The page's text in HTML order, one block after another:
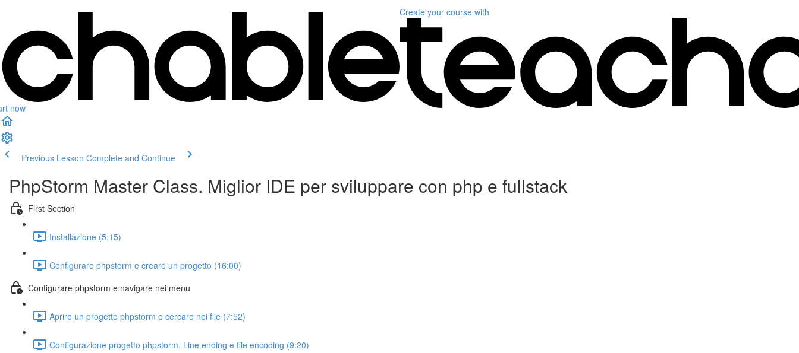
now
Create your course with
Previous Lesson Complete and Continue
PhpStorm Master Class. Miglior IDE per sviluppare con php e fullstack
First Section
Installazione (5:15)
Configurare phpstorm e creare un progetto (16:00)
Configurare phpstorm e navigare nei menu
Aprire un progetto phpstorm e cercare nei file (7:52)
Configurazione progetto phpstorm. Line ending e file encoding (9:20)